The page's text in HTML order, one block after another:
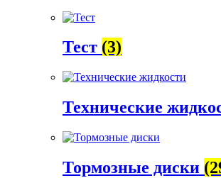
Тест (3)
Технические
Тормозные диски